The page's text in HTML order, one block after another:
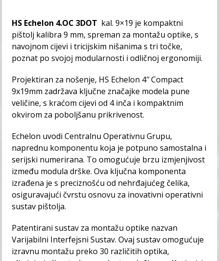
HS Echelon 4.OC 3DOT kal. 9×19 je kompaktni
pištolj kalibra 9 mm, spreman za montažu optike, s
navojnom cijevi i tricijskim nišanima s tri točke,
poznat po svojoj modularnosti i odličnoj ergonomiji.
Projektiran za nošenje, HS Echelon 4″ Compact
9x19mm zadržava ključne značajke modela pune
veličine, s kraćom cijevi od 4 inča i kompaktnim
okvirom za poboljšanu prikrivenost.
Echelon uvodi Centralnu Operativnu Grupu,
naprednu komponentu koja je potpuno samostalna i
serijski numerirana. To omogućuje brzu izmjenjivost
između modula drške. Ova ključna komponenta
izrađena je s preciznošću od nehrđajućeg čelika,
osiguravajući čvrstu osnovu za inovativni operativni
sustav pištolja.
Patentirani sustav za montažu optike nazvan
Varijabilni Interfejsni Sustav. Ovaj sustav omogućuje
izravnu montažu preko 30 različitih optika,